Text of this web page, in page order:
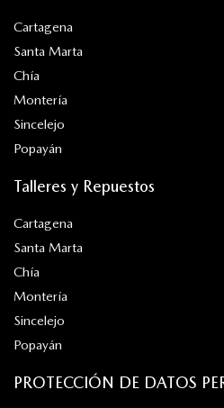
Cartagena
Santa Marta
Chía
Montería
Sincelejo
Popayán
Talleres y Repuestos
Cartagena
Santa Marta
Chía
Montería
Sincelejo
Popayán
PROTECCIÓN DE DATOS